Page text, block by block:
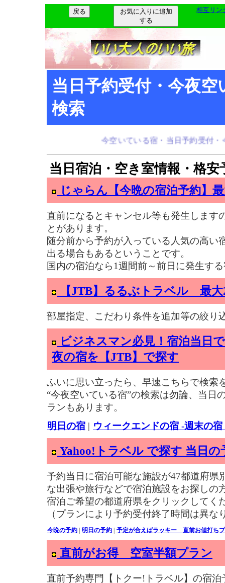
お気に入りに追加
する
相互リン
当日予約受付・今夜
検索
今空いている宿・当日予約受付・
当日宿泊・空き室情報・格安
じゃらん【今晩の宿泊予約】
直前になるとキャンセル等も発生します
とがあります。
随分前から予約が入っている人気の高い
出る場合もあるということです。
国内の宿泊なら1週間前～前日に発生す
【JTB】るるぶトラベル 最
部屋指定、こだわり条件を追加等の絞り
ビジネスマン必見！宿泊当日
夜の宿を【JTB】で探す
ふいに思い立ったら、早速こちらで検索
“今夜空いている宿”の検索は勿論、当日
ランもあります。
明日の宿 | ウィークエンドの宿 -週末の
Yahoo!トラベル で探す 当日の
予約当日に宿泊可能な施設が47都道府県
な出張や旅行などで宿泊施設をお探しの
宿泊ご希望の都道府県をクリックしてく
（プランにより予約受付終了時間は異な
今晩の予約 明日の予約 予定が合えばラッキー 直前お値打ち
直前がお得 空室半額プラン
直前予約専門【トクー!トラベル】の宿